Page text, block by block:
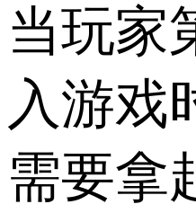
当玩家
入游戏
需要拿